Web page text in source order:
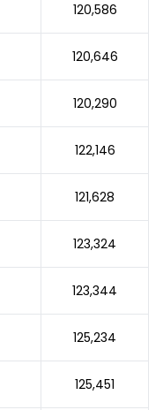
120,586
120,646
120,290
122,146
121,628
123,324
123,344
125,234
125,451